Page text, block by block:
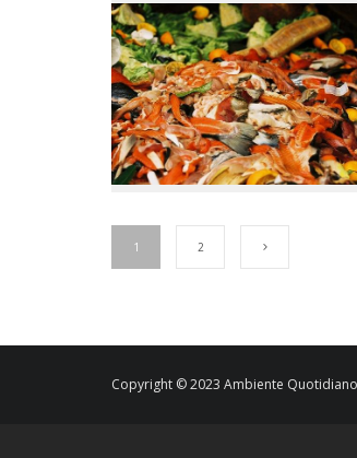
1 2
Copyright © 2023 Ambiente